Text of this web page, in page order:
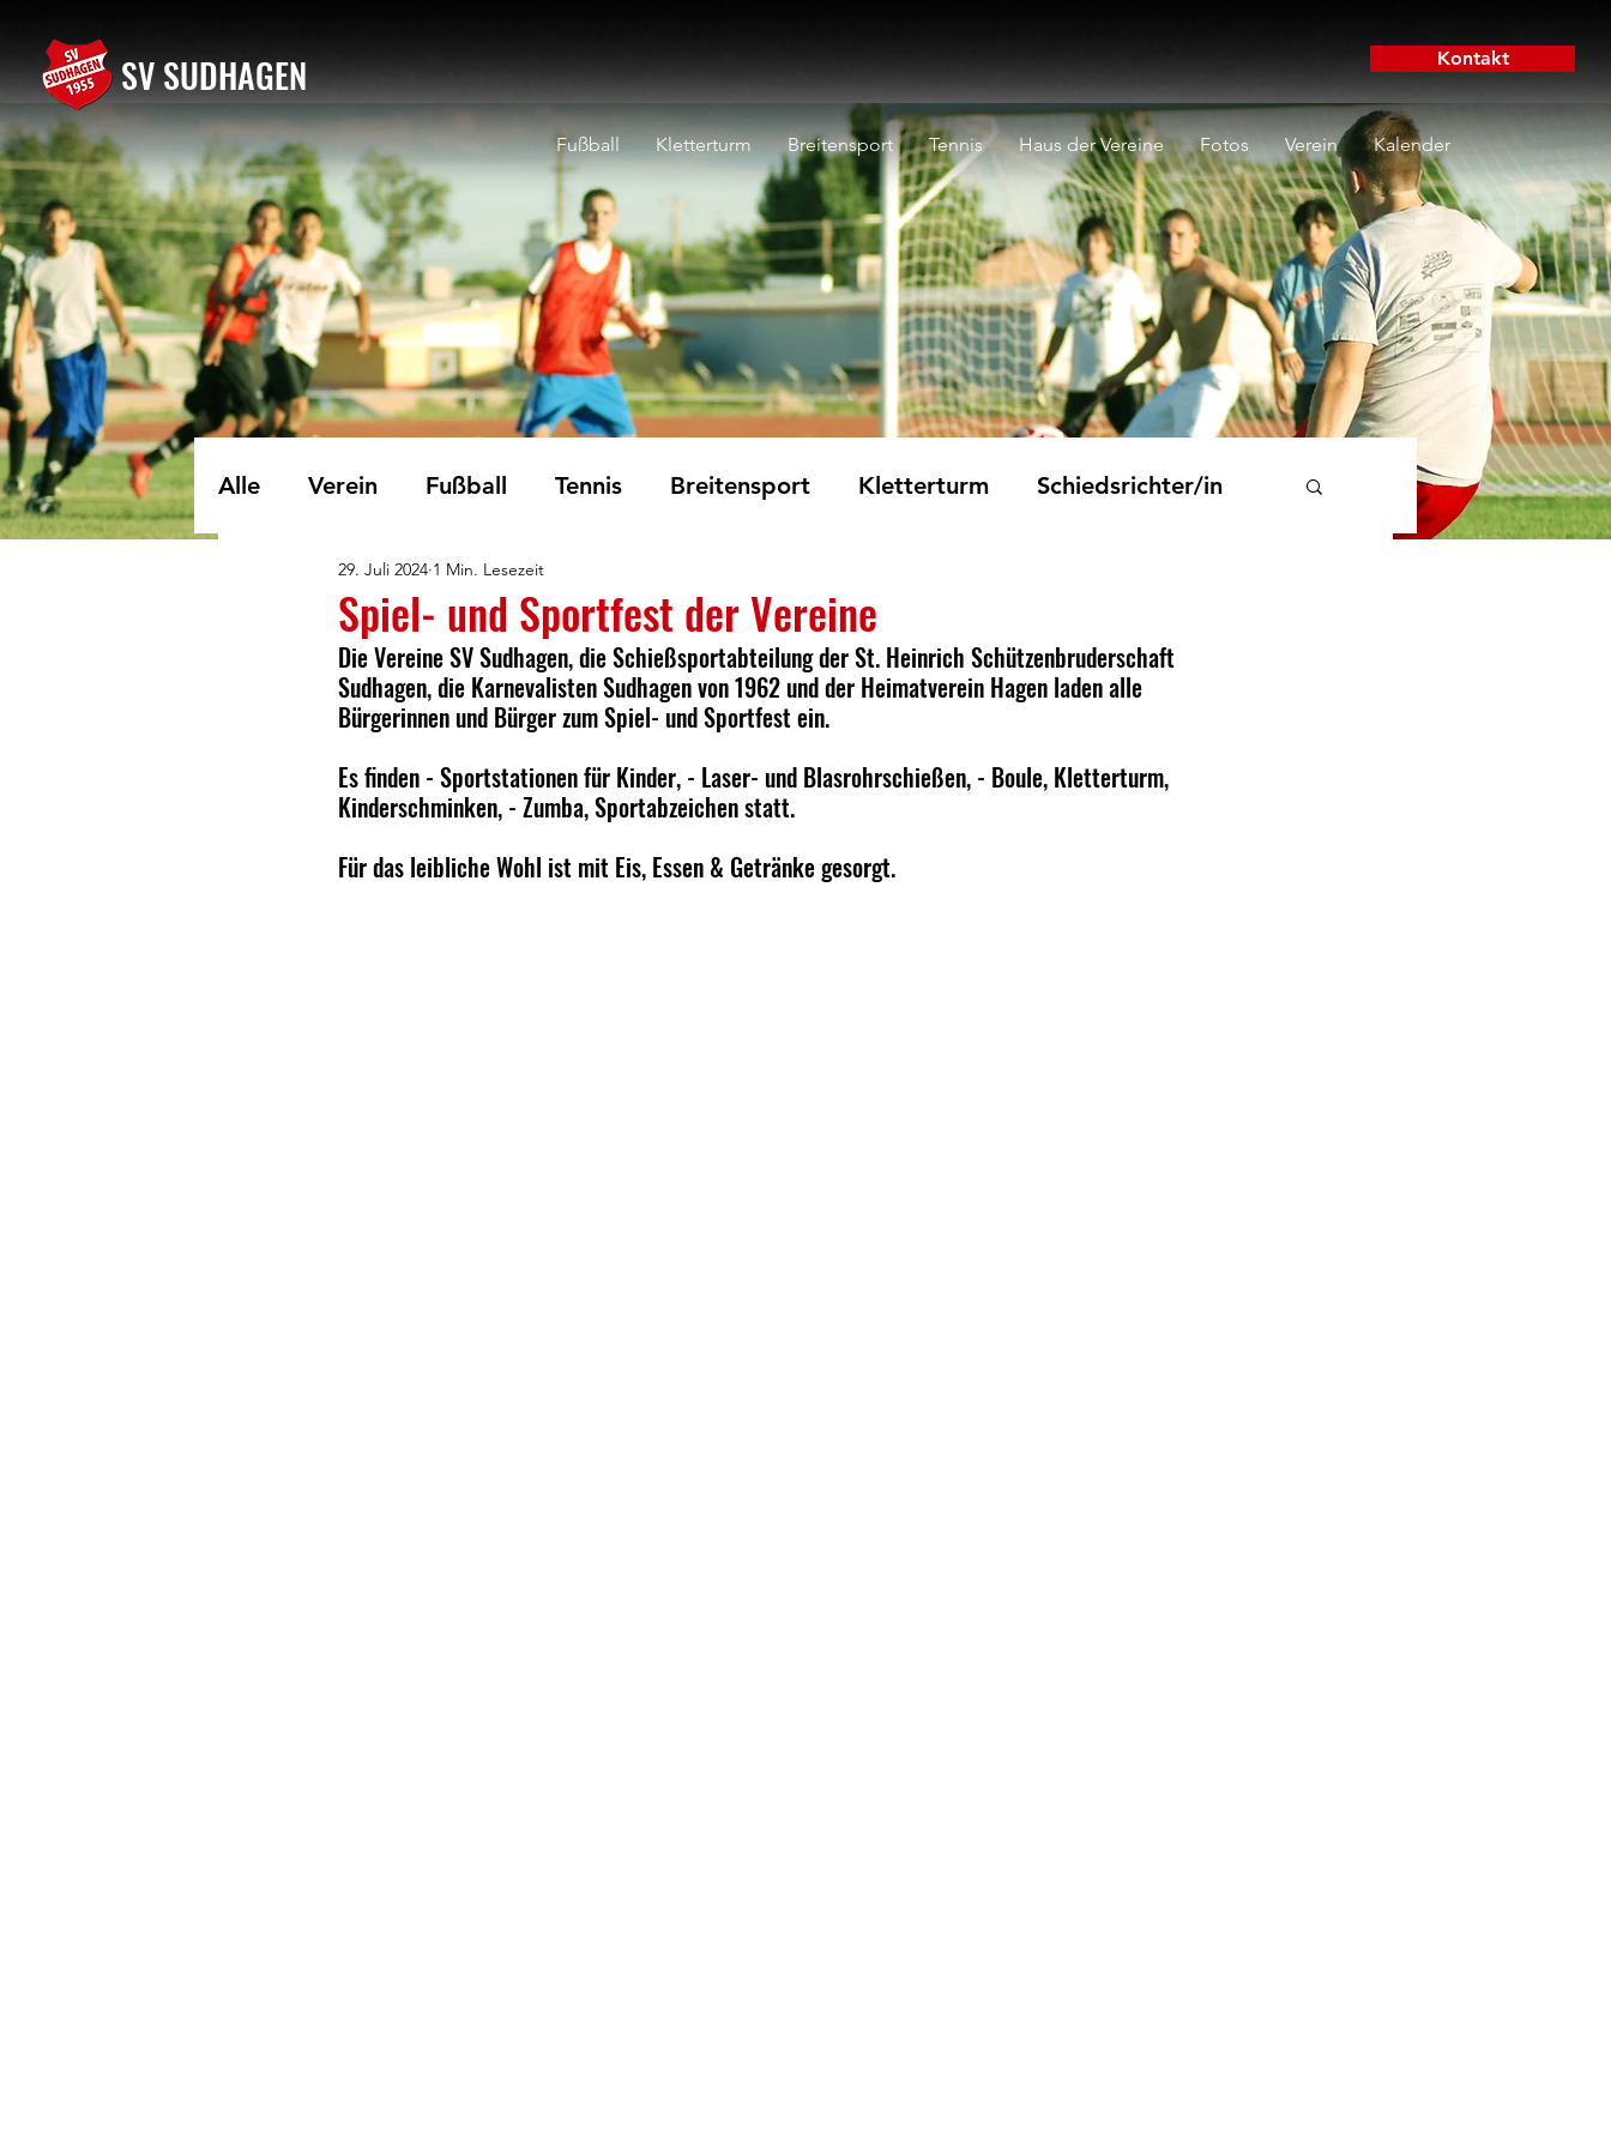
SV SUDHAGEN
Fußball Kletterturm Breitensport Tennis Haus der Vereine Fotos Verein Kalender
Kontakt
Alle Verein Fußball Tennis Breitensport Kletterturm Schiedsrichter/in
FotoalbenSpiel- und Sportfest der Vereine
29. Juli 2024 1 Min. Lesezeit
Die Vereine SV Sudhagen, die Schießsportabteilung der St. Heinrich Schützenbruderschaft
Sudhagen, die Karnevalisten Sudhagen von 1962 und der Heimatverein Hagen laden alle
Bürgerinnen und Bürger zum Spiel- und Sportfest ein.
Es finden - Sportstationen für Kinder, - Laser- und Blasrohrschießen, - Boule, Kletterturm,
Kinderschminken, - Zumba, Sportabzeichen statt.
Für das leibliche Wohl ist mit Eis, Essen & Getränke gesorgt.